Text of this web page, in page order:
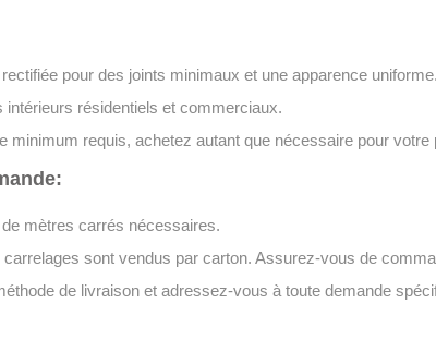
pour des joints minimaux et une apparence uniforme.
intérieurs résidentiels et commerciaux.
minimum requis, achetez autant que nécessaire pour votre
mètres carrés nécessaires.
carrelages sont vendus par carton. Assurez-vous de
de livraison et adressez-vous à toute demande